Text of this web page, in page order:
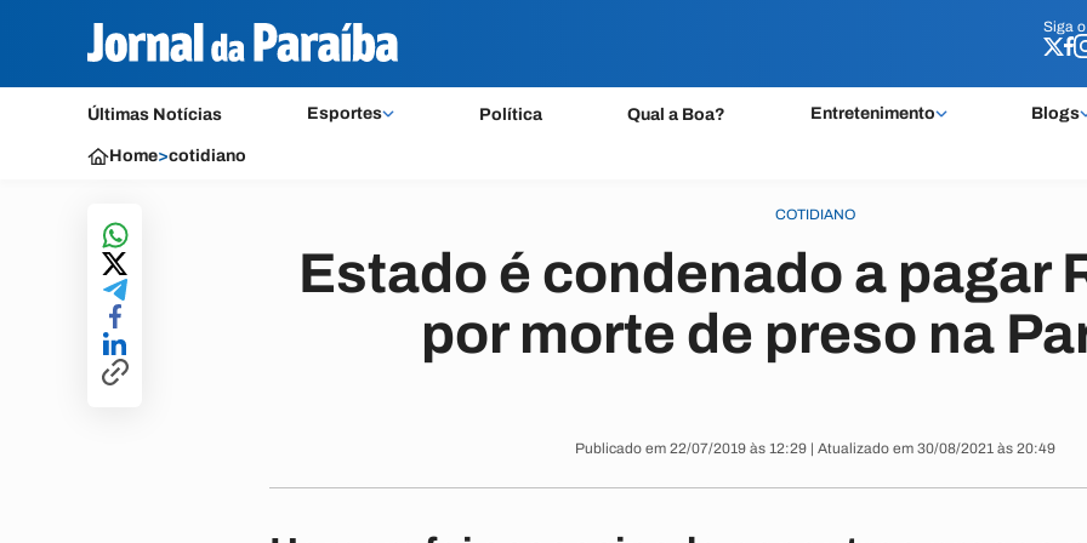
Siga o
Últimas Notícias Esportes Política Qual a Boa? Entretenimento Blogs
Siga o
Home>cotidiano
COTIDIANO
Estado é condenado a pagar
por morte de preso na
Publicado em 22/07/2019 às 12:29 | Atualizado em 30/08/2021 às 20:49